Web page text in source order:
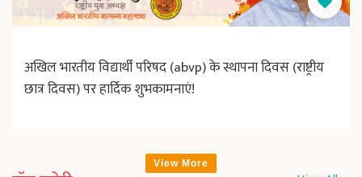
अखिल भारतीय विद्यार्थी परिषद (abvp) के स्थापना दिवस (राष्ट्रीय
छात्र दिवस) पर हार्दिक शुभकामनाएं!
View More